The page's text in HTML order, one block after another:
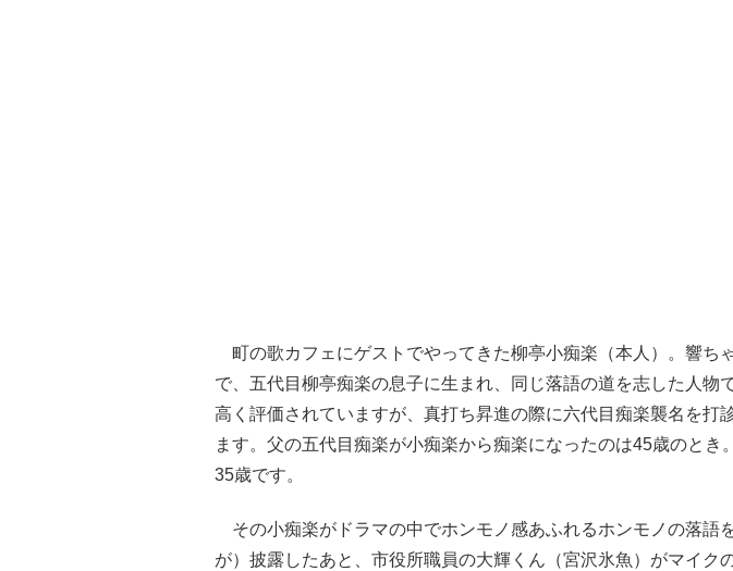
町の歌カフェにゲストでやってきた柳亭小痴楽（本人）。響ち
で、五代目柳亭痴楽の息子に生まれ、同じ落語の道を志した人物
高く評価されていますが、真打ち昇進の際に六代目痴楽襲名を打
ます。父の五代目痴楽が小痴楽から痴楽になったのは45歳のとき
35歳です。
その小痴楽がドラマの中でホンモノ感あふれるホンモノの落語
が）披露したあと、市役所職員の大輝くん（宮沢氷魚）がマイク